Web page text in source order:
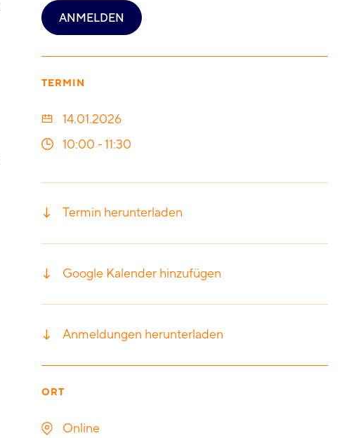
ANMELDEN
TERMIN
14.01.2026
10:00 -11:30
Termin herunterladen
Google Kalender hinzufügen
Anmeldungen herunterladen
ORT
Online